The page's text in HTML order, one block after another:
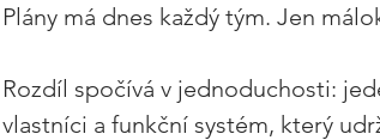
Plány má dnes každý tým. Jen
Rozdíl spočívá v jednoduchosti:
vlastníci a funkční systém, který